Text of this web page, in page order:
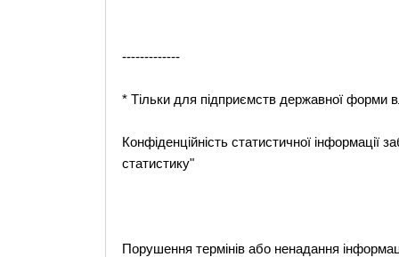
-------------
* Тільки для підприємств державної форми
Конфіденційність статистичної інформації
статистику"
Порушення термінів або ненадання